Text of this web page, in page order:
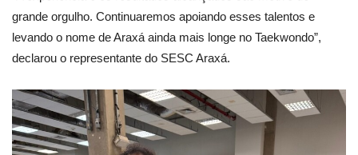
grande orgulho. Continuaremos apoiando esses talentos e
levando o nome de Araxá ainda mais longe no Taekwondo”,
declarou o representante do SESC Araxá.